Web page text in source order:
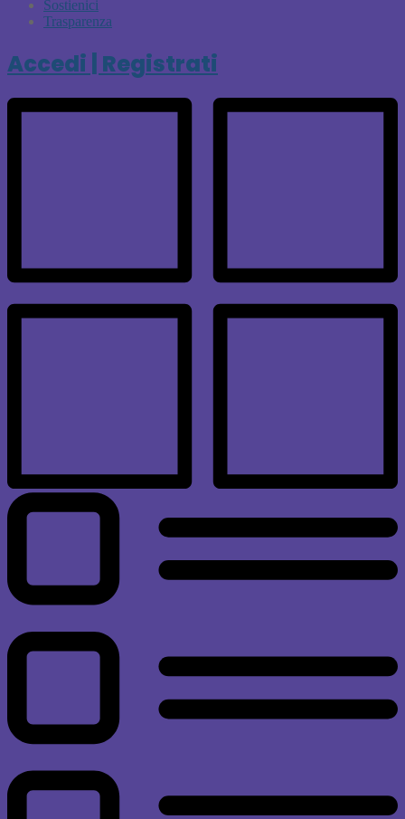
Sostienici
Trasparenza
Accedi | Registrati